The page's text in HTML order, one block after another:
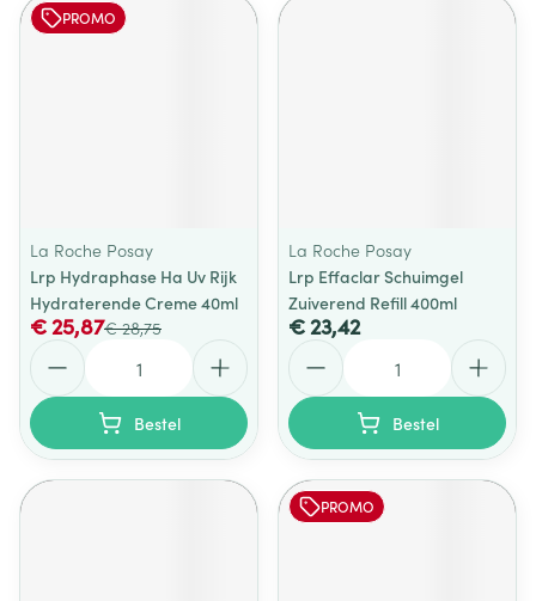
PROMO
La Roche Posay
Lrp Hydraphase Ha Uv Rijk
Hydraterende Creme 40ml
€ 28,75
€ 25,87
Bestel
La Roche Posay
Lrp Effaclar Schuimgel
Zuiverend Refill 400ml
€ 23,42
Bestel
PROMO